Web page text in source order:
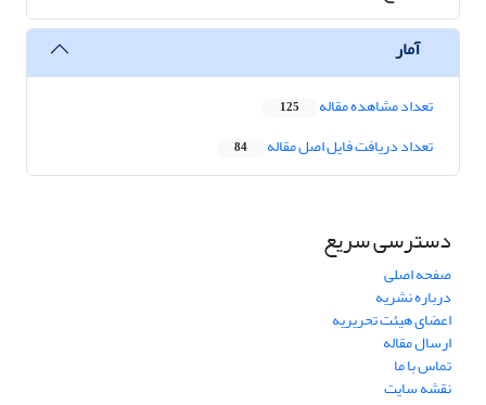
آمار
تعداد مشاهده مقاله 125
تعداد دریافت فایل اصل مقاله 84
دسترسی سریع
صفحه اصلی
درباره نشریه
اعضای هیئت تحریریه
ارسال مقاله
تماس با ما
نقشه سایت